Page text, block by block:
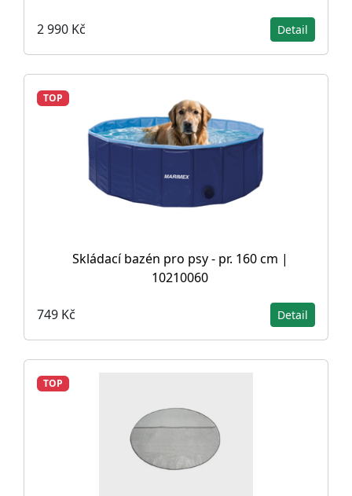
2 990 Kč Detail
TOP
Skládací bazén pro psy - pr. 160 cm |
10210060
749 Kč Detail
TOP